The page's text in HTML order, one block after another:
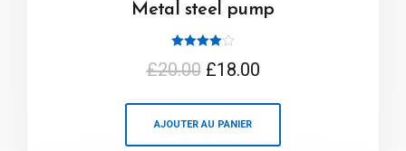
Metal steel pump
sur 5
£20.00 £18.00
AJOUTER AU PANIER